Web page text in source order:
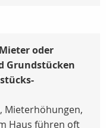
oder
Grundstücken
Mieterhöhungen,
Haus führen oft